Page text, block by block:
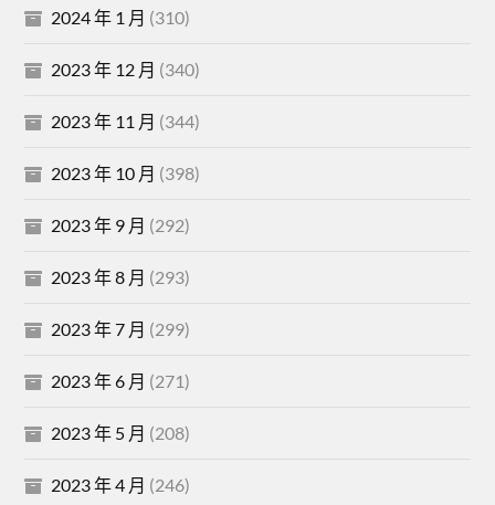
2024 年 1 月 (310)
2023 年 12 月 (340)
2023 年 11 月 (344)
2023 年 10 月 (398)
2023 年 9 月 (292)
2023 年 8 月 (293)
2023 年 7 月 (299)
2023 年 6 月 (271)
2023 年 5 月 (208)
2023 年 4 月 (246)